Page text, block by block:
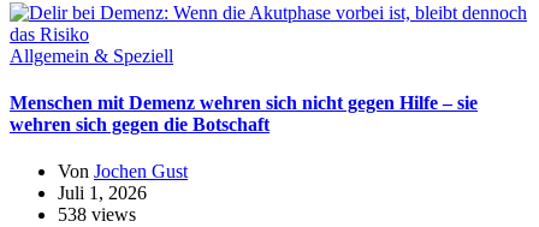
Allgemein & Speziell
Menschen mit Demenz wehren sich nicht gegen Hilfe – sie
wehren sich gegen die Botschaft
Von Jochen Gust
Juli 1, 2026
538 views